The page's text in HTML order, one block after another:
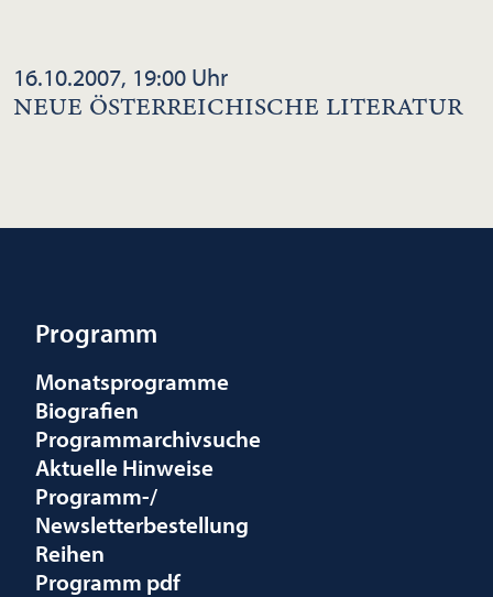
16.10.2007, 19:00 Uhr
NEUE ÖSTERREICHISCHE LITERATUR
Programm
Monatsprogramme
Biografien
Programmarchivsuche
Aktuelle Hinweise
Programm-/
Newsletterbestellung
Reihen
Programm pdf